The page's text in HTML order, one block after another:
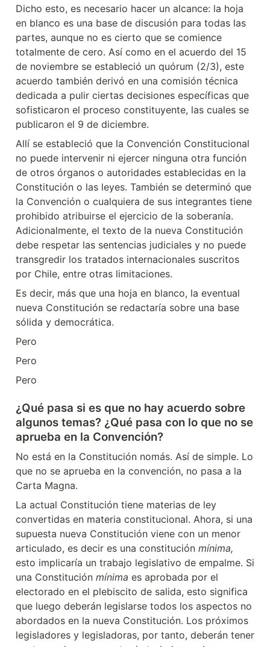
Dicho esto, es necesario hacer un alcance: la hoja
en blanco es una base de discusión para todas las
partes, aunque no es cierto que se comience
totalmente de cero. Así como en el acuerdo del 15
de noviembre se estableció un quórum (2/3), este
acuerdo también derivó en una comisión técnica
dedicada a pulir ciertas decisiones específicas que
sofisticaron el proceso constituyente, las cuales se
publicaron el 9 de diciembre.
Allí se estableció que la Convención Constitucional
no puede intervenir ni ejercer ninguna otra función
de otros órganos o autoridades establecidas en la
Constitución o las leyes. También se determinó que
la Convención o cualquiera de sus integrantes tiene
prohibido atribuirse el ejercicio de la soberanía.
Adicionalmente, el texto de la nueva Constitución
debe respetar las sentencias judiciales y no puede
transgredir los tratados internacionales suscritos
por Chile, entre otras limitaciones.
Es decir, más que una hoja en blanco, la eventual
nueva Constitución se redactaría sobre una base
sólida y democrática.
Pero
Pero
Pero
¿Qué pasa si es que no hay acuerdo sobre
algunos temas? ¿Qué pasa con lo que no se
aprueba en la Convención?
No está en la Constitución nomás. Así de simple. Lo
que no se aprueba en la convención, no pasa a la
Carta Magna.
La actual Constitución tiene materias de ley
convertidas en materia constitucional. Ahora, si una
supuesta nueva Constitución viene con un menor
articulado, es decir es una constitución mínima,
esto implicaría un trabajo legislativo de empalme. Si
una Constitución mínima es aprobada por el
electorado en el plebiscito de salida, esto significa
que luego deberán legislarse todos los aspectos no
abordados en la nueva Constitución. Los próximos
legisladores y legisladoras, por tanto, deberán tener